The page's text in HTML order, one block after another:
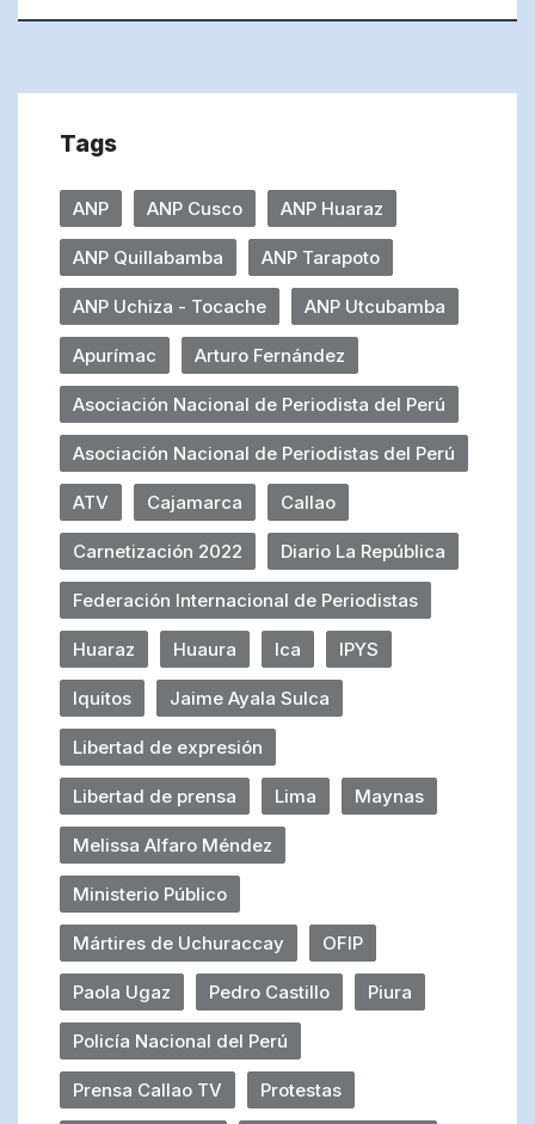
Tags
ANP ANP Cusco ANP Huaraz
ANP Quillabamba ANP Tarapoto
ANP Uchiza - Tocache ANP Utcubamba
Apurímac Arturo Fernández
Asociación Nacional de Periodista del Perú
Asociación Nacional de Periodistas del Perú
ATV Cajamarca Callao
Carnetización 2022 Diario La República
Federación Internacional de Periodistas
Huaraz Huaura Ica IPYS
Iquitos Jaime Ayala Sulca
Libertad de expresión
Libertad de prensa Lima Maynas
Melissa Alfaro Méndez
Ministerio Público
Mártires de Uchuraccay OFIP
Paola Ugaz Pedro Castillo Piura
Policía Nacional del Perú
Prensa Callao TV Protestas